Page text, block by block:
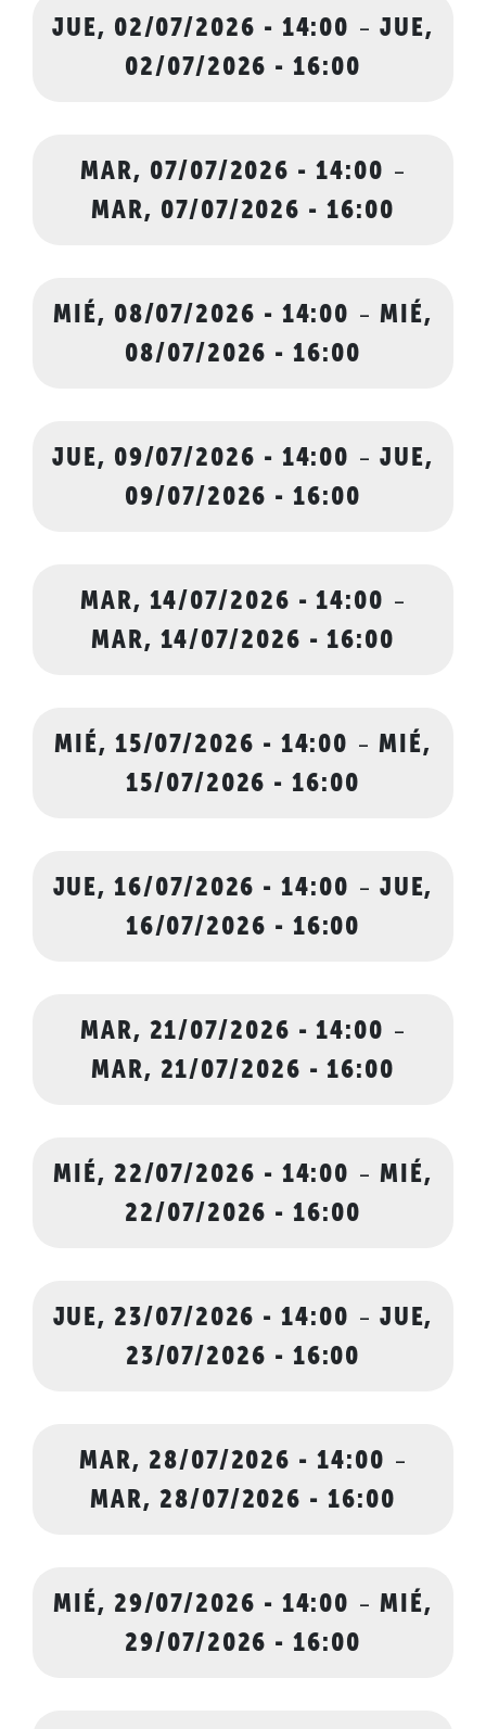
JUE, 02/07/2026 - 14:00 -JUE,
02/07/2026 - 16:00
MAR, 07/07/2026 - 14:00 -
MAR, 07/07/2026 - 16:00
MIÉ, 08/07/2026 - 14:00 -MIÉ,
08/07/2026 - 16:00
JUE, 09/07/2026 - 14:00 -JUE,
09/07/2026 - 16:00
MAR, 14/07/2026 - 14:00 -
MAR, 14/07/2026 - 16:00
MIÉ, 15/07/2026 - 14:00 -MIÉ,
15/07/2026 - 16:00
JUE, 16/07/2026 - 14:00 - JUE,
16/07/2026 - 16:00
MAR, 21/07/2026 - 14:00 -
MAR, 21/07/2026 - 16:00
MIÉ, 22/07/2026 - 14:00 -MIÉ,
22/07/2026 - 16:00
JUE, 23/07/2026 - 14:00 - JUE,
23/07/2026 - 16:00
MAR, 28/07/2026 - 14:00 -
MAR, 28/07/2026 - 16:00
MIÉ, 29/07/2026 - 14:00 -MIÉ,
29/07/2026 - 16:00